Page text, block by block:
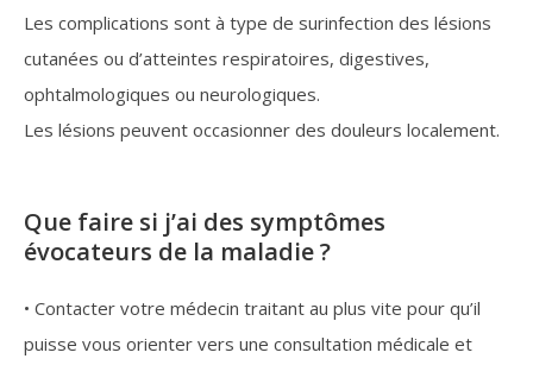
Les complications sont à type de surinfection des lésions
cutanées ou d’atteintes respiratoires, digestives,
ophtalmologiques ou neurologiques.
Les lésions peuvent occasionner des douleurs localement.
Que faire si j’ai des symptômes
évocateurs de la maladie ?
• Contacter votre médecin traitant au plus vite pour qu’il
puisse vous orienter vers une consultation médicale et